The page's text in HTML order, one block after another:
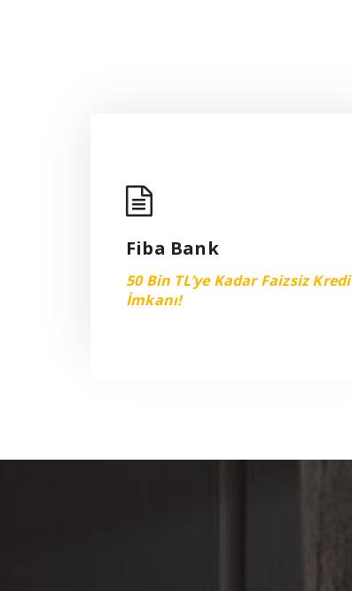
Fiba Bank
50 Bin TL’ye Kadar Faizsiz Kredi
İmkanı!